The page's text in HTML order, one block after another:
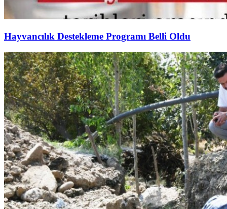
Hayvancılık Destekleme Programı Belli Oldu